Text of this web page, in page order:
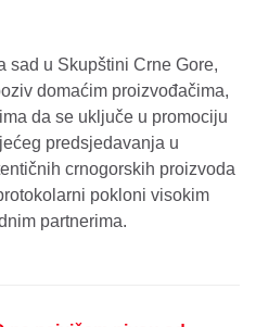
sad u Skupštini Crne Gore,
domaćim proizvođačima,
da se uključe u promociju
predsjedavanja u
crnogorskih proizvoda
pokloni visokim
partnerima.